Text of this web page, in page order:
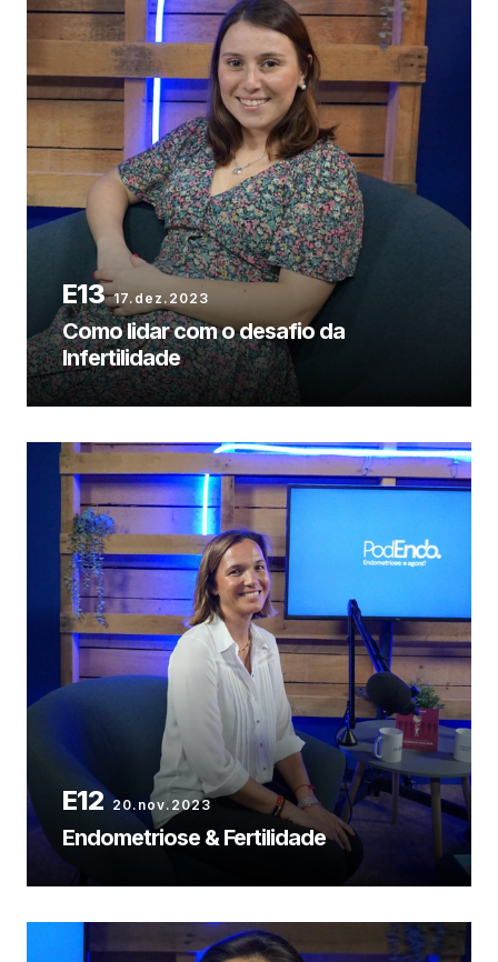
17.dez.2023
Como lidar com o desafio da
Infertilidade
20.nov.2023
Endometriose & Fertilidade